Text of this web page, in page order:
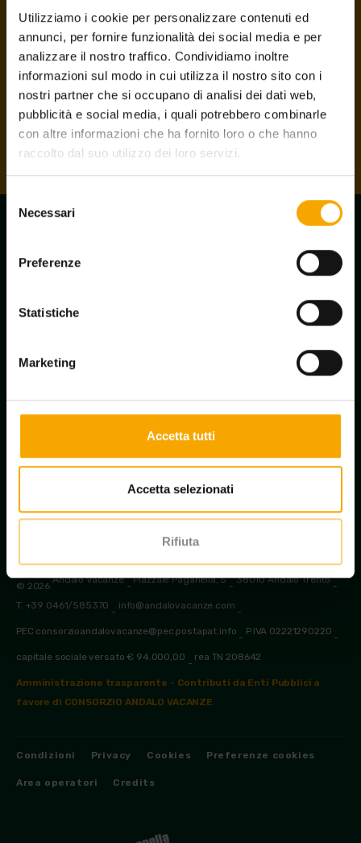
Utilizziamo i cookie per personalizzare contenuti ed
annunci, per fornire funzionalità dei social media e per
analizzare il nostro traffico. Condividiamo inoltre
informazioni sul modo in cui utilizza il nostro sito con i
nostri partner che si occupano di analisi dei dati web,
pubblicità e social media, i quali potrebbero combinarle
con altre informazioni che ha fornito loro o che hanno
raccolto dal suo utilizzo dei loro servizi.
Selezione
delNecessari
Preferenze
Statistiche
Marketing
Accetta tutti
Accetta selezionati
Rifiuta
Lo sapevi che la Paganella Guest Card ha sostituito l’Andalo
Card?Niente paura! L’unica differenza è il nome, le modalità
di utilizzo sono le stesse edi vantaggi sono ancora di
più!
Ottieni la card
Iscrizione newsletter
© 2026
Andalo Vacanze
-
Piazzale Paganella, 5
-
38010 Andalo Trento
-
T. +39 0461/585370
-
info@andalovacanze.com
-
PEC consorzioandalovacanze@pec.postapat.info
-
P.IVA 02221290220
-
capitale sociale versato € 94.000,00
-
rea TN 208642
Amministrazione trasparente - Contributi da Enti Pubblici a
favore di CONSORZIO ANDALO VACANZE
Condizioni Privacy Cookies Preferenze cookies
Area operatori Credits